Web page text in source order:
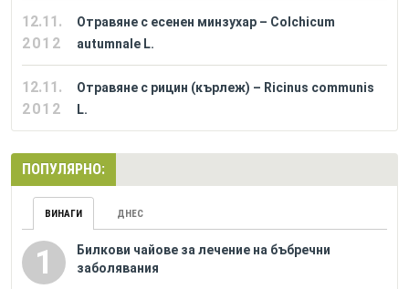
12.11.
2012
Отравяне с есенен минзухар – Colchicum
autumnale L.
12.11.
2012
Отравяне с рицин (кърлеж) – Ricinus communis
L.
ПОПУЛЯРНО:
ВИНАГИ ДНЕС
1
Билкови чайове за лечение на бъбречни
заболявания